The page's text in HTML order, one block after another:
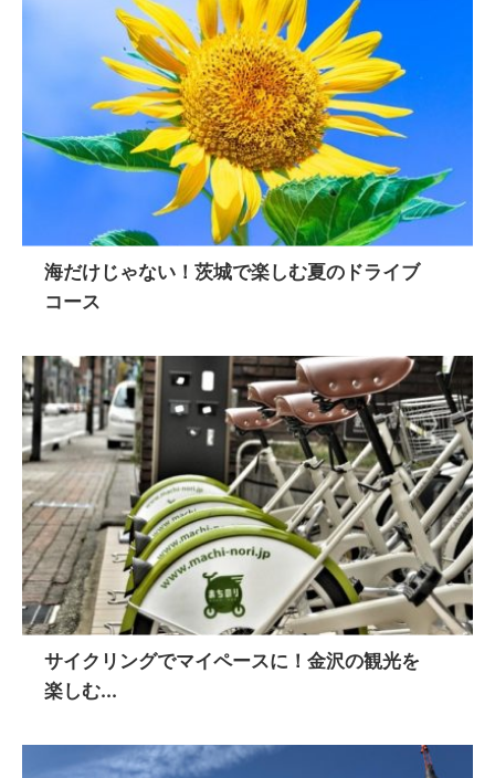
海だけじゃない！茨城で楽しむ夏のドライブ
コース
サイクリングでマイペースに！金沢の観光を
楽しむ...